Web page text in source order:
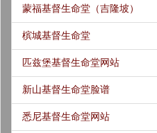
蒙福基督生命堂（吉隆坡）
槟城基督生命堂
匹兹堡基督生命堂网站
新山基督生命堂脸谱
悉尼基督生命堂网站